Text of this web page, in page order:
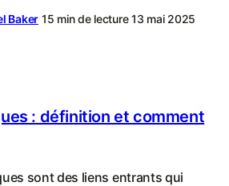
Baker 15 min de lecture 13 mai 2025
: définition et comment
sont des liens entrants qui